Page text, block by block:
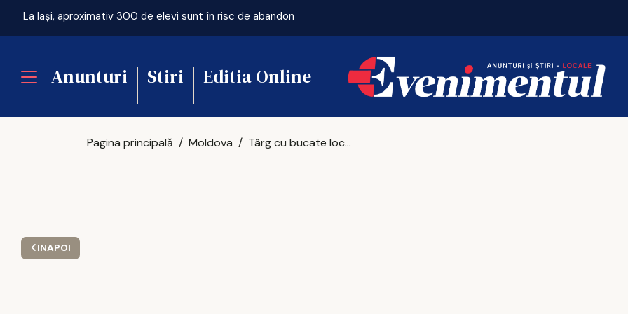
La Iași, aproximativ 300 de elevi sunt în risc de abandon Iașul fierbe în weekend. Vezi unde merită să
Anunturi Stiri Editia Online
INAPOI
Pagina principală Moldova Târg cu bucate locale în Copou, timp de trei zile